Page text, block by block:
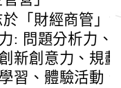
「財經商管」
: 問題分析力、
新創意力、規
習、體驗活動